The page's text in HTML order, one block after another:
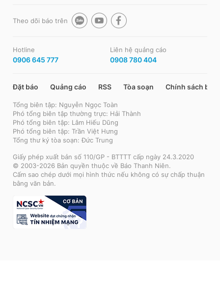
Theo dõi báo trên
Hotline
0906 645 777
Liên hệ quảng cáo
0908 780 404
Đặt báo Quảng cáo RSS Tòa soạn Chính sách bảo
Tổng biên tập: Nguyễn Ngọc Toàn
Phó tổng biên tập thường trực: Hải Thành
Phó tổng biên tập: Lâm Hiếu Dũng
Phó tổng biên tập: Trần Việt Hưng
Tổng thư ký tòa soạn: Đức Trung
Giấy phép xuất bản số 110/GP - BTTTT cấp ngày 24.3.2020
© 2003-2026 Bản quyền thuộc về Báo Thanh Niên.
Cấm sao chép dưới mọi hình thức nếu không có sự chấp thuận
bằng văn bản.